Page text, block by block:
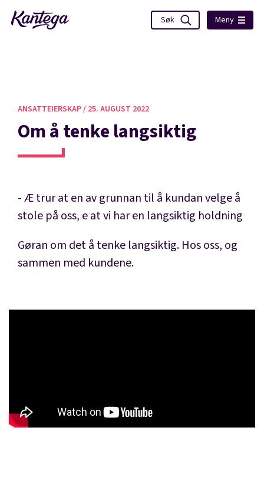
Meny
ANSATTEIERSKAP / 25. AUGUST 2022
Om å tenke langsiktig
- Æ trur at en av grunnan til å kundan velge å
stole på oss, e at vi har en langsiktig holdning
Gøran om det å tenke langsiktig. Hos oss, og
sammen med kundene.